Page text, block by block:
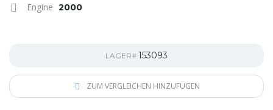
Engine 2000
LAGER# 153093
ZUM VERGLEICHEN HINZUFÜGEN